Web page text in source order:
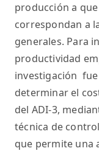
producción a
correspondan a
generales. Para
productividad
investigación
determinar el
del ADI-3,
técnica de
que permite una